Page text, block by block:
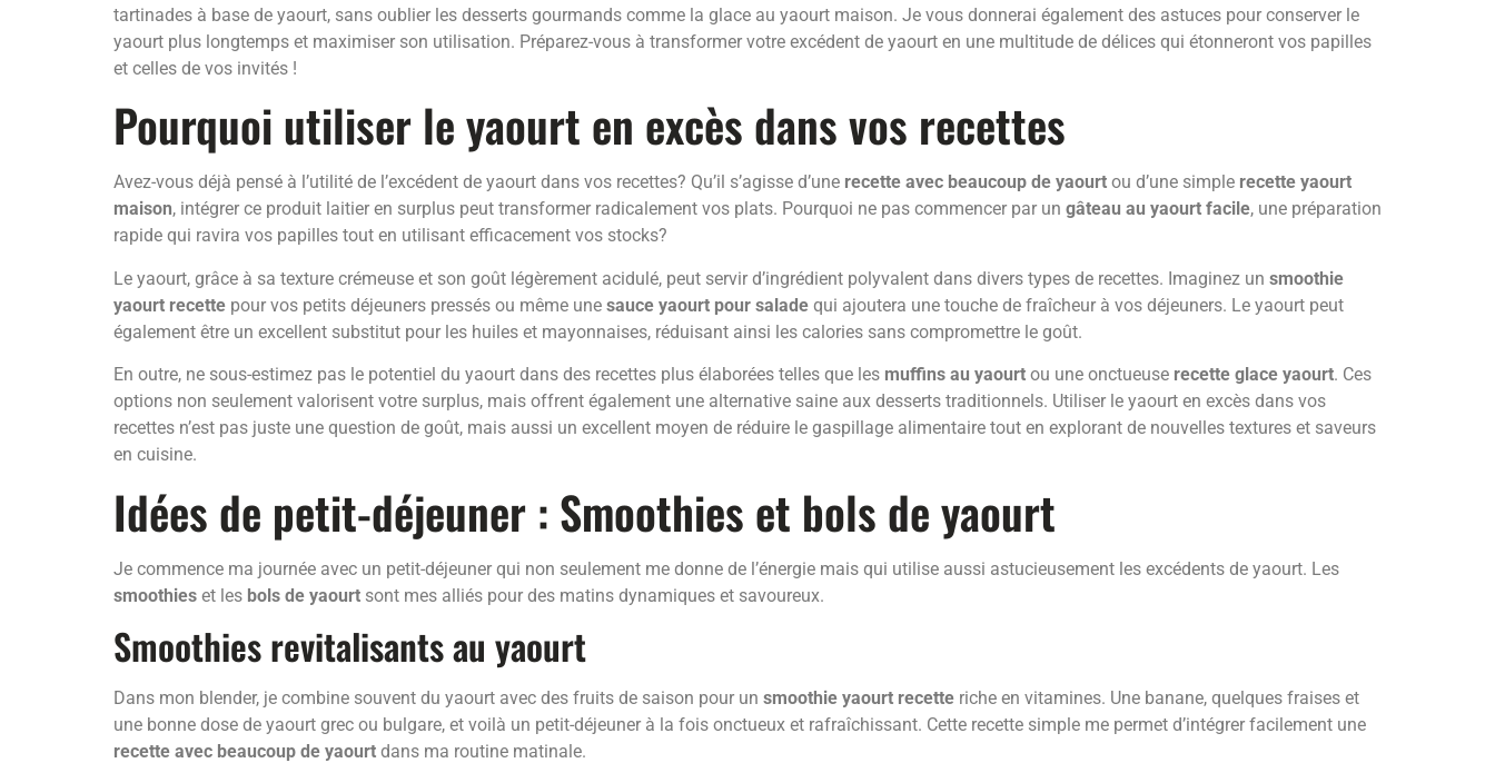
tartinades à base de yaourt, sans oublier les desserts gourmands comme la glace au yaourt maison. Je vous donnerai également des astuces pour conserver le
yaourt plus longtemps et maximiser son utilisation. Préparez-vous à transformer votre excédent de yaourt en une multitude de délices qui étonneront vos papilles
et celles de vos invités !
Pourquoi utiliser le yaourt en excès dans vos recettes
Avez-vous déjà pensé à l’utilité de l’excédent de yaourt dans vos recettes? Qu’il s’agisse d’une recette avec beaucoup de yaourt ou d’une simple recette yaourt
maison, intégrer ce produit laitier en surplus peut transformer radicalement vos plats. Pourquoi ne pas commencer par un gâteau au yaourt facile, une préparation
rapide qui ravira vos papilles tout en utilisant efficacement vos stocks?
Le yaourt, grâce à sa texture crémeuse et son goût légèrement acidulé, peut servir d’ingrédient polyvalent dans divers types de recettes. Imaginez un smoothie
yaourt recette pour vos petits déjeuners pressés ou même une sauce yaourt pour salade qui ajoutera une touche de fraîcheur à vos déjeuners. Le yaourt peut
également être un excellent substitut pour les huiles et mayonnaises, réduisant ainsi les calories sans compromettre le goût.
En outre, ne sous-estimez pas le potentiel du yaourt dans des recettes plus élaborées telles que les muffins au yaourt ou une onctueuse recette glace yaourt. Ces
options non seulement valorisent votre surplus, mais offrent également une alternative saine aux desserts traditionnels. Utiliser le yaourt en excès dans vos
recettes n’est pas juste une question de goût, mais aussi un excellent moyen de réduire le gaspillage alimentaire tout en explorant de nouvelles textures et saveurs
en cuisine.
Idées de petit-déjeuner : Smoothies et bols de yaourt
Je commence ma journée avec un petit-déjeuner qui non seulement me donne de l’énergie mais qui utilise aussi astucieusement les excédents de yaourt. Les
smoothies et les bols de yaourt sont mes alliés pour des matins dynamiques et savoureux.
Smoothies revitalisants au yaourt
Dans mon blender, je combine souvent du yaourt avec des fruits de saison pour un smoothie yaourt recette riche en vitamines. Une banane, quelques fraises et
une bonne dose de yaourt grec ou bulgare, et voilà un petit-déjeuner à la fois onctueux et rafraîchissant. Cette recette simple me permet d’intégrer facilement une
recette avec beaucoup de yaourt dans ma routine matinale.